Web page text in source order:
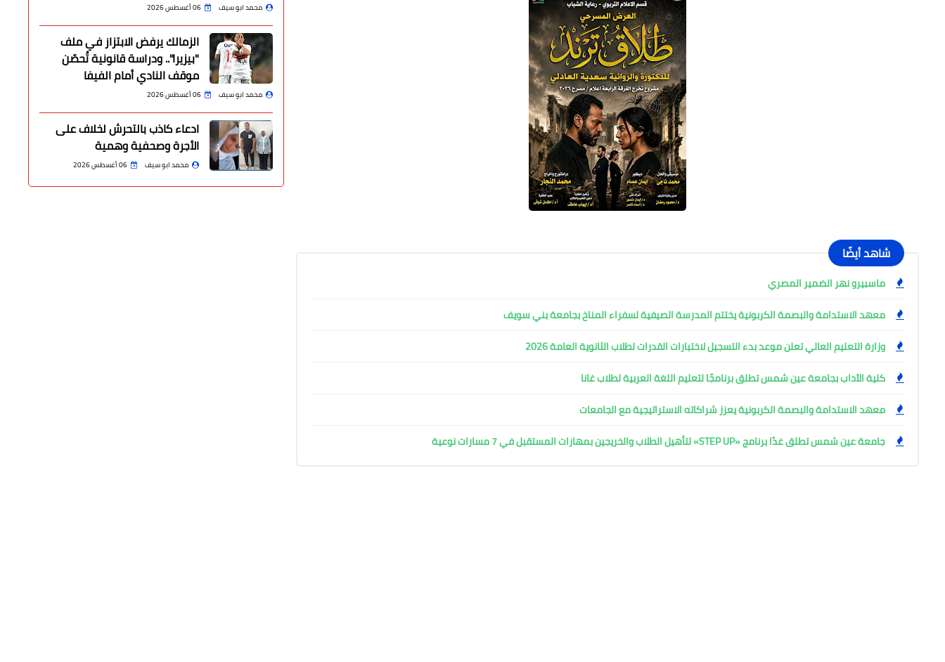
شاهد أيضًا
ماسبيرو نهر الضمير المصري
معهد الاستدامة والبصمة الكربونية يختتم المدرسة الصيفية لسفراء المناخ بجامعة بني سويف
وزارة التعليم العالي تعلن موعد بدء التسجيل لاختبارات القدرات لطلاب الثانوية العامة 2026
كلية الآداب بجامعة عين شمس تطلق برنامجًا لتعليم اللغة العربية لطلاب غانا
معهد الاستدامة والبصمة الكربونية يعزز شراكاته الاستراتيجية مع الجامعات
جامعة عين شمس تطلق غدًا برنامج «STEP UP» لتأهيل الطلاب والخريجين بمهارات المستقبل في 7 مسارات نوعية
محمد ابو سيف 06 أغسطس 2026
الزمالك يرفض الابتزاز في ملف
"بيزيرا".. ودراسة قانونية تُحصّن
موقف النادي أمام الفيفا
محمد ابو سيف 06 أغسطس 2026
ادعاء كاذب بالتحرش لخلاف على
الأجرة وصحفية وهمية
محمد ابو سيف 06 أغسطس 2026